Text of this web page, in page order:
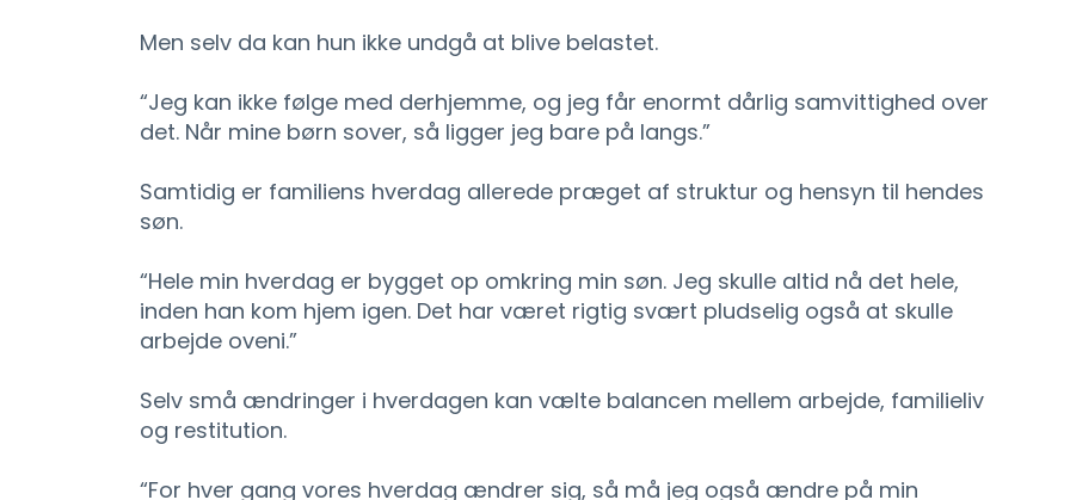
Men selv da kan hun ikke undgå at blive belastet.
“Jeg kan ikke følge med derhjemme, og jeg får enormt dårlig samvittighed over
det. Når mine børn sover, så ligger jeg bare på langs.”
Samtidig er familiens hverdag allerede præget af struktur og hensyn til hendes
søn.
“Hele min hverdag er bygget op omkring min søn. Jeg skulle altid nå det hele,
inden han kom hjem igen. Det har været rigtig svært pludselig også at skulle
arbejde oveni.”
Selv små ændringer i hverdagen kan vælte balancen mellem arbejde, familieliv
og restitution.
“For hver gang vores hverdag ændrer sig, så må jeg også ændre på min